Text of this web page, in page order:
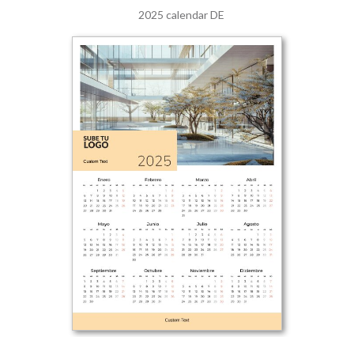
2025 calendar DE